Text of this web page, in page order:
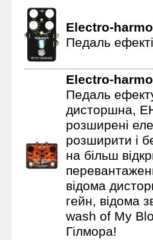
Electro-
Педаль
Electro-
Педаль
дисторшна,
розширені
розширити і
на більш
відома
гейн, відома
wash of My
Гілмора!